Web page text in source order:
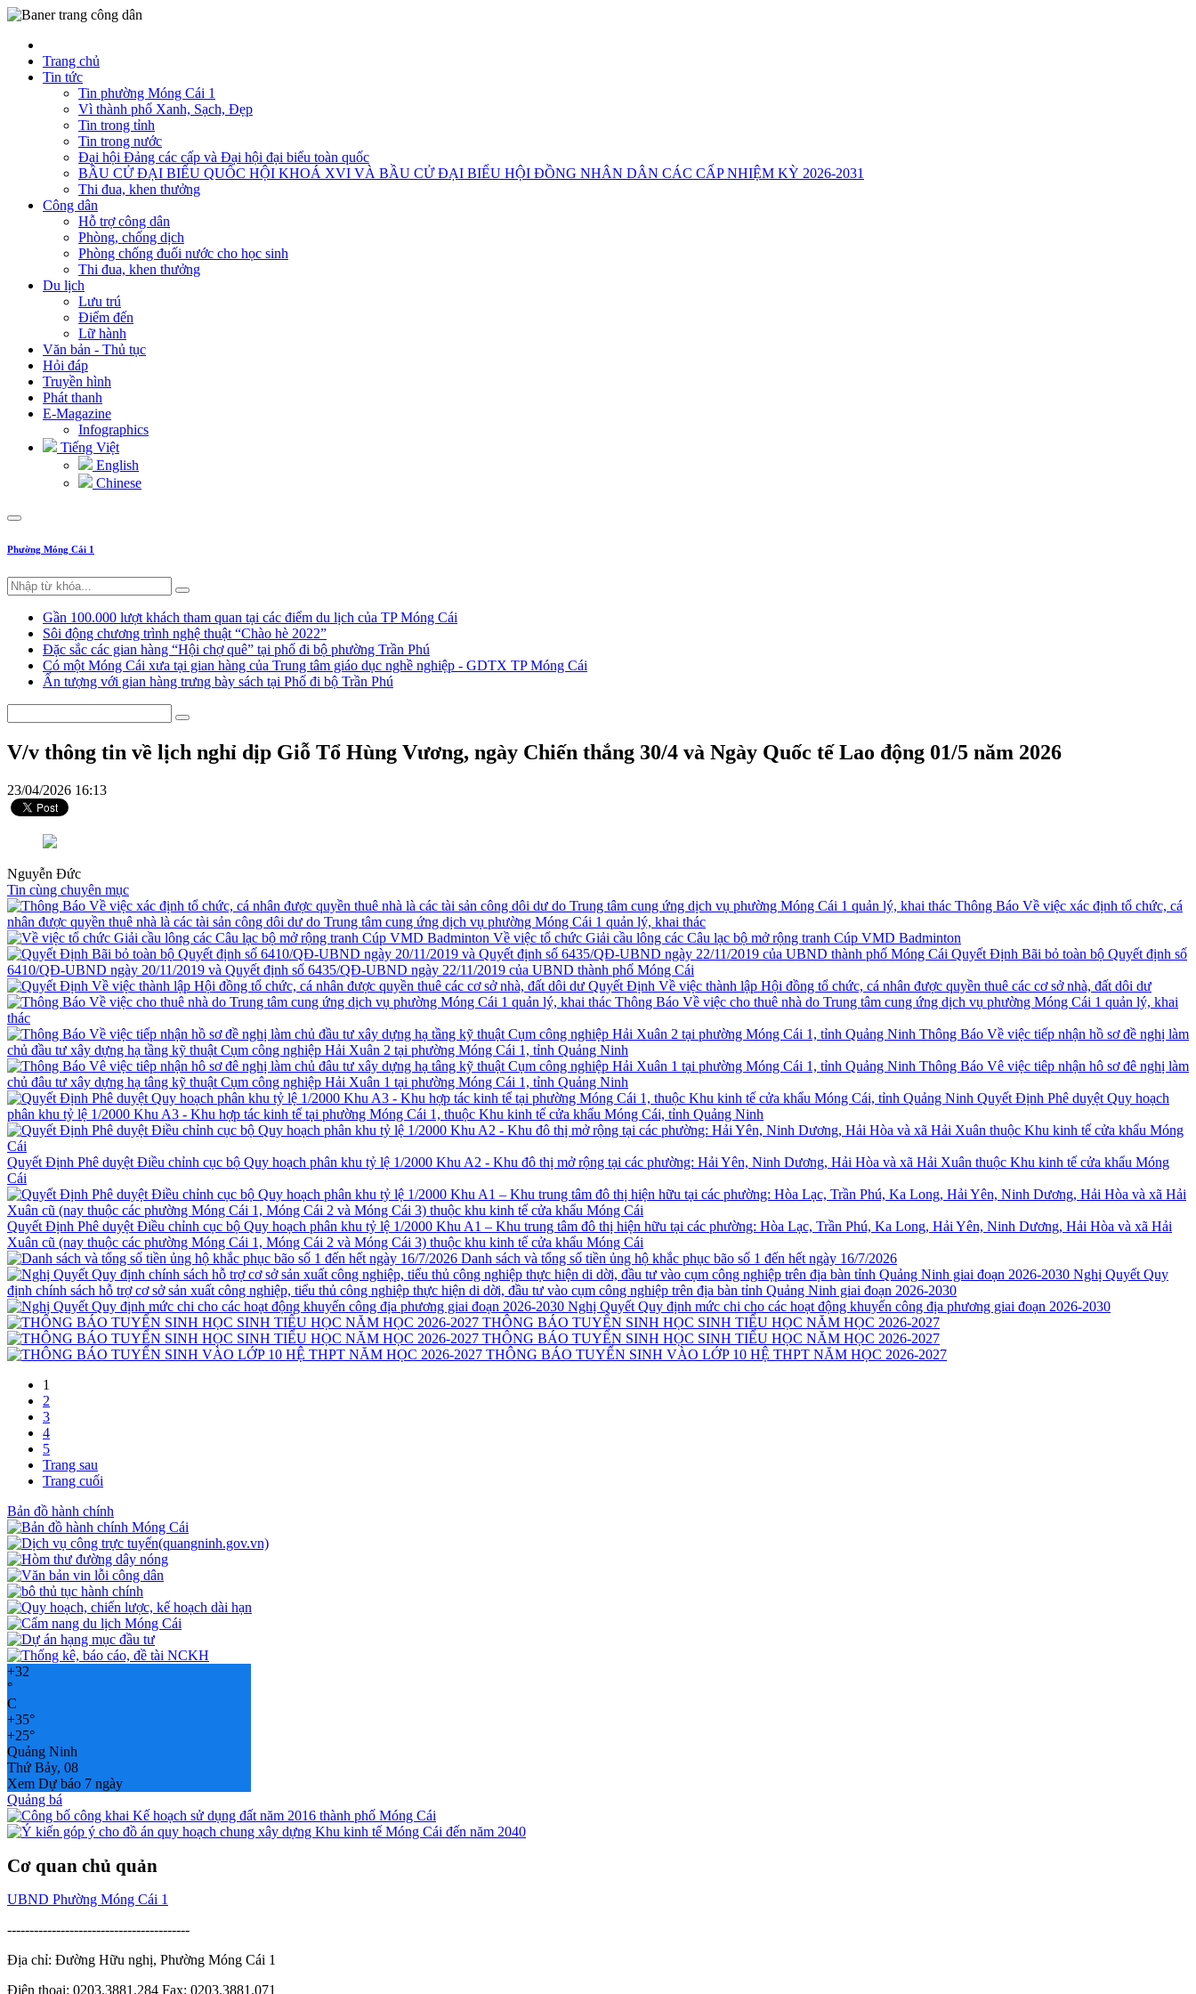
Trang chủ
Tin tức
Tin phường Móng Cái 1
Vì thành phố Xanh, Sạch, Đẹp
Tin trong tỉnh
Tin trong nước
Đại hội Đảng các cấp và Đại hội đại biểu toàn quốc
BẦU CỬ ĐẠI BIỂU QUỐC HỘI KHOÁ XVI VÀ BẦU CỬ ĐẠI BIỂU HỘI ĐỒNG NHÂN DÂN CÁC CẤP NHIỆM KỲ 2026-2031
Thi đua, khen thưởng
Công dân
Hỗ trợ công dân
Phòng, chống dịch
Phòng chống đuối nước cho học sinh
Thi đua, khen thưởng
Du lịch
Lưu trú
Điểm đến
Lữ hành
Văn bản - Thủ tục
Hỏi đáp
Truyền hình
Phát thanh
E-Magazine
Infographics
Tiếng Việt
English
Chinese
Phường Móng Cái 1
Gần 100.000 lượt khách tham quan tại các điểm du lịch của TP Móng Cái
Sôi động chương trình nghệ thuật “Chào hè 2022”
Đặc sắc các gian hàng “Hội chợ quê” tại phố đi bộ phường Trần Phú
Có một Móng Cái xưa tại gian hàng của Trung tâm giáo dục nghề nghiệp - GDTX TP Móng Cái
Ấn tượng với gian hàng trưng bày sách tại Phố đi bộ Trần Phú
V/v thông tin về lịch nghỉ dịp Giỗ Tổ Hùng Vương, ngày Chiến thắng 30/4 và Ngày Quốc tế Lao động 01/5 năm 2026
23/04/2026 16:13
Nguyễn Đức
Tin cùng chuyên mục
Thông Báo Về việc xác định tổ chức, cá
nhân được quyền thuê nhà là các tài sản công dôi dư do Trung tâm cung ứng dịch vụ phường Móng Cái 1 quản lý, khai thác
Về việc tổ chức Giải cầu lông các Câu lạc bộ mở rộng tranh Cúp VMD Badminton
Quyết Định Bãi bỏ toàn bộ Quyết định số
6410/QĐ-UBND ngày 20/11/2019 và Quyết định số 6435/QĐ-UBND ngày 22/11/2019 của UBND thành phố Móng Cái
Quyết Định Về việc thành lập Hội đồng tổ chức, cá nhân được quyền thuê các cơ sở nhà, đất dôi dư
Thông Báo Về việc cho thuê nhà do Trung tâm cung ứng dịch vụ phường Móng Cái 1 quản lý, khai
thác
Thông Báo Về việc tiếp nhận hồ sơ đề nghị làm
chủ đầu tư xây dựng hạ tầng kỹ thuật Cụm công nghiệp Hải Xuân 2 tại phường Móng Cái 1, tỉnh Quảng Ninh
Thông Báo Vê việc tiêp nhận hô sơ đê nghị làm
chủ đâu tư xây dựng hạ tâng kỹ thuật Cụm công nghiệp Hải Xuân 1 tại phường Móng Cái 1, tỉnh Quảng Ninh
Quyết Định Phê duyệt Quy hoạch
phân khu tỷ lệ 1/2000 Khu A3 - Khu hợp tác kinh tế tại phường Móng Cái 1, thuộc Khu kinh tế cửa khẩu Móng Cái, tỉnh Quảng Ninh
Quyết Định Phê duyệt Điều chỉnh cục bộ Quy hoạch phân khu tỷ lệ 1/2000 Khu A2 - Khu đô thị mở rộng tại các phường: Hải Yên, Ninh Dương, Hải Hòa và xã Hải Xuân thuộc Khu kinh tế cửa khẩu Móng
Cái
Quyết Định Phê duyệt Điều chỉnh cục bộ Quy hoạch phân khu tỷ lệ 1/2000 Khu A1 – Khu trung tâm đô thị hiện hữu tại các phường: Hòa Lạc, Trần Phú, Ka Long, Hải Yên, Ninh Dương, Hải Hòa và xã Hải
Xuân cũ (nay thuộc các phường Móng Cái 1, Móng Cái 2 và Móng Cái 3) thuộc khu kinh tế cửa khẩu Móng Cái
Danh sách và tổng số tiền ủng hộ khắc phục bão số 1 đến hết ngày 16/7/2026
Nghị Quyết Quy
định chính sách hỗ trợ cơ sở sản xuất công nghiệp, tiểu thủ công nghiệp thực hiện di dời, đầu tư vào cụm công nghiệp trên địa bàn tỉnh Quảng Ninh giai đoạn 2026-2030
Nghị Quyết Quy định mức chi cho các hoạt động khuyến công địa phương giai đoạn 2026-2030
THÔNG BÁO TUYỂN SINH HỌC SINH TIỂU HỌC NĂM HỌC 2026-2027
THÔNG BÁO TUYỂN SINH HỌC SINH TIỂU HỌC NĂM HỌC 2026-2027
THÔNG BÁO TUYỂN SINH VÀO LỚP 10 HỆ THPT NĂM HỌC 2026-2027
1
2
3
4
5
Trang sau
Trang cuối
Bản đồ hành chính
+32
°
C
+35°
+25°
Quảng Ninh
Thứ Bảy, 08
Xem Dự báo 7 ngày
Quảng bá
Cơ quan chủ quản
UBND Phường Móng Cái 1
-----------------------------------------
Địa chỉ: Đường Hữu nghị, Phường Móng Cái 1
Điện thoại: 0203.3881.284 Fax: 0203.3881.071